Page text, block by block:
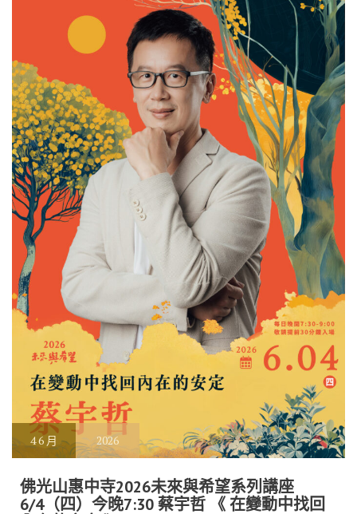
46 月 2026
佛光山惠中寺2026未來與希望系列講座
6/4（四）今晚7:30 蔡宇哲 《 在變動中找回